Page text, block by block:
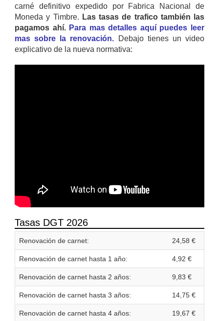
carné definitivo expedido por Fabrica Nacional de
Moneda y Timbre. Las tasas de trafico también las
pagamos ahí. Para mas detalles aquí puedes leer
mas sobre la renovación. Debajo tienes un video
explicativo de la nueva normativa:
Tasas DGT 2026
Renovación de carnet: 24,58 €
Renovación de carnet hasta 1 año: 4,92 €
Renovación de carnet hasta 2 años: 9,83 €
Renovación de carnet hasta 3 años: 14,75 €
Renovación de carnet hasta 4 años: 19,67 €